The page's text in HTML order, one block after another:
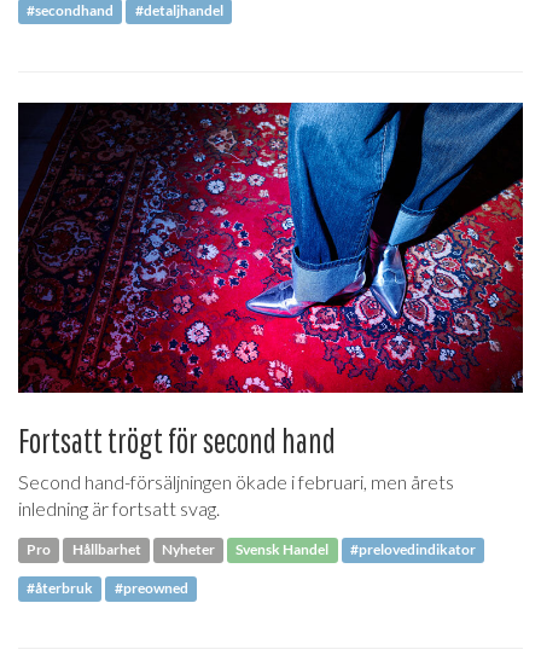
#secondhand #detaljhandel
Fortsatt trögt för second hand
Second hand-försäljningen ökade i februari, men årets
inledning är fortsatt svag.
Pro Hållbarhet Nyheter Svensk Handel #prelovedindikator
#återbruk #preowned